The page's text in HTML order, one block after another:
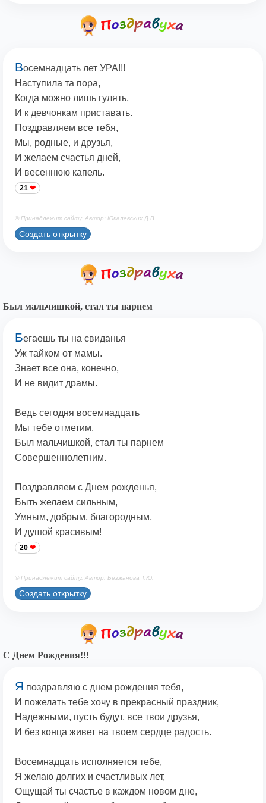
Восемнадцать лет УРА!!!
Наступила та пора,
Когда можно лишь гулять,
И к девчонкам приставать.
Поздравляем все тебя,
Мы, родные, и друзья,
И желаем счастья дней,
И весеннюю капель.
21
© Принадлежит сайту. Автор: Юкалевских Д.В.
Создать открытку
Был мальчишкой, стал ты парнем
Бегаешь ты на свиданья
Уж тайком от мамы.
Знает все она, конечно,
И не видит драмы.
Ведь сегодня восемнадцать
Мы тебе отметим.
Был мальчишкой, стал ты парнем
Совершеннолетним.
Поздравляем с Днем рожденья,
Быть желаем сильным,
Умным, добрым, благородным,
И душой красивым!
20
© Принадлежит сайту. Автор: Безжанова Т.Ю.
Создать открытку
С Днем Рождения!!!
Я поздравляю с днем рождения тебя,
И пожелать тебе хочу в прекрасный праздник,
Надежными, пусть будут, все твои друзья,
И без конца живет на твоем сердце радость.
Восемнадцать исполняется тебе,
Я желаю долгих и счастливых лет,
Ощущай ты счастье в каждом новом дне,